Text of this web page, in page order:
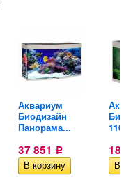
Аквариум
Биодизайн
Панорама...
37 851 Р
110...
18